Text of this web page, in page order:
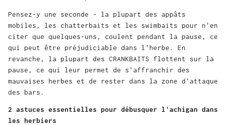
Pensez-y une seconde - la plupart des appâts
mobiles, les chatterbaits et les swimbaits pour n'en
citer que quelques-uns, coulent pendant la pause, ce
qui peut être préjudiciable dans l'herbe. En
revanche, la plupart des CRANKBAITS flottent sur la
pause, ce qui leur permet de s'affranchir des
mauvaises herbes et de rester dans la zone d'attaque
des bars.
2 astuces essentielles pour débusquer l'achigan dans
les herbiers